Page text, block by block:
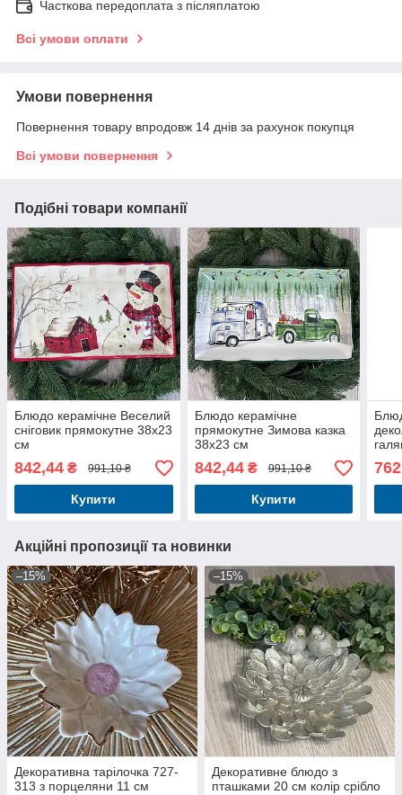
Часткова передоплата з післяплатою
Всі умови оплати
Умови повернення
Повернення товару впродовж 14 днів за рахунок покупця
Всі умови повернення
Подібні товари компанії
Блюдо керамічне Веселий
сніговик прямокутне 38х23
см
842,44 ₴ 991,10 ₴
Купити
Блюдо керамічне
прямокутне Зимова казка
38х23 см
842,44₴ 991,10 ₴
Купити
Акційні пропозиції та новинки
–15%
Декоративна тарілочка 727-
313 з порцеляни 11 см
–15%
Декоративне блюдо з
пташками 20 см колір срібло